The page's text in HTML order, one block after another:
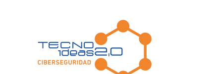
BLOG TECNOIDEAS
Noticias tecnológicas.